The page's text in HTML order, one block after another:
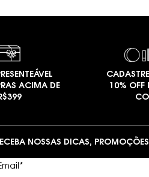
ACIMA DE
10% OFF
NOSSAS DICAS,
*